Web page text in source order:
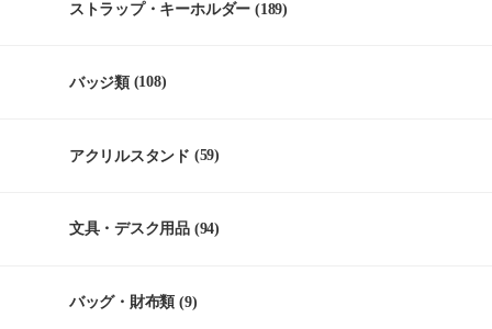
ストラップ・キーホルダー (189)
バッジ類(108)
アクリルスタンド (59)
文具・デスク用品 (94)
バッグ・財布類 (9)